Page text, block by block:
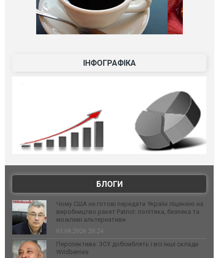
ІНФОГРАФІКА
БЛОГИ
Чому США не готові передати Україні ліцензію на
виробництво ракет Patriot: політика, безпека та
можливі альтернативи
03.08.2026 20:24
Перспектива: ЗСУ добомблять і всі інші склади
Wildberries